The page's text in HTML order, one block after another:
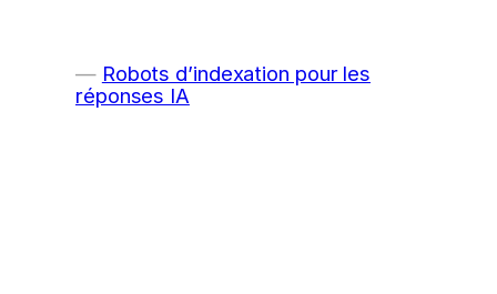
Robots d’indexation pour les
réponses IA